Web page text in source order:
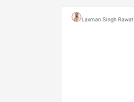
Laxman Singh Rawat